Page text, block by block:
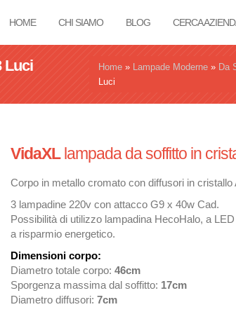
HOME CHI SIAMO BLOG CERCA
Luci Tu sei qui
Home » Lampade Moderne » Da
Luci
VidaXL lampada da soffitto in
Corpo in metallo cromato con diffusori in cristallo
3 lampadine 220v con attacco G9 x 40w Cad.
Possibilità di utilizzo lampadina HecoHalo, a
a risparmio energetico.
Dimensioni corpo:
Diametro totale corpo: 46cm
Sporgenza massima dal soffitto: 17cm
Diametro diffusori: 7cm